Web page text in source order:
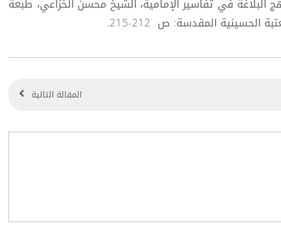
البلاغة في تفاسير الإمامية، الشيخ محسن الخزاعي، طبعة
المقدسة: ص 212-215.
المقالة التالية